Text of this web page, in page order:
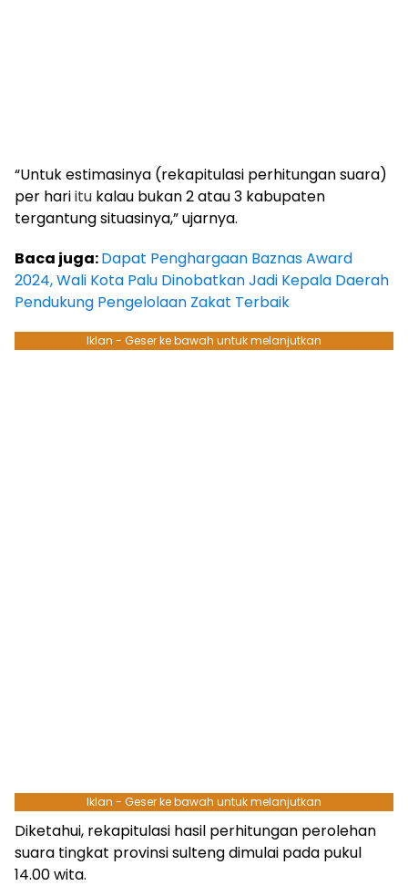
“Untuk estimasinya (rekapitulasi perhitungan suara)
per hariitu kalau bukan 2 atau 3 kabupaten
tergantung situasinya,” ujarnya.
Baca juga:Dapat Penghargaan Baznas Award
2024, Wali Kota Palu Dinobatkan Jadi Kepala Daerah
Pendukung Pengelolaan Zakat Terbaik
Iklan - Geser ke bawah untuk melanjutkan
Iklan - Geser ke bawah untuk melanjutkan
Diketahui, rekapitulasi hasil perhitungan perolehan
suara tingkat provinsi sulteng dimulai pada pukul
14.00 wita.